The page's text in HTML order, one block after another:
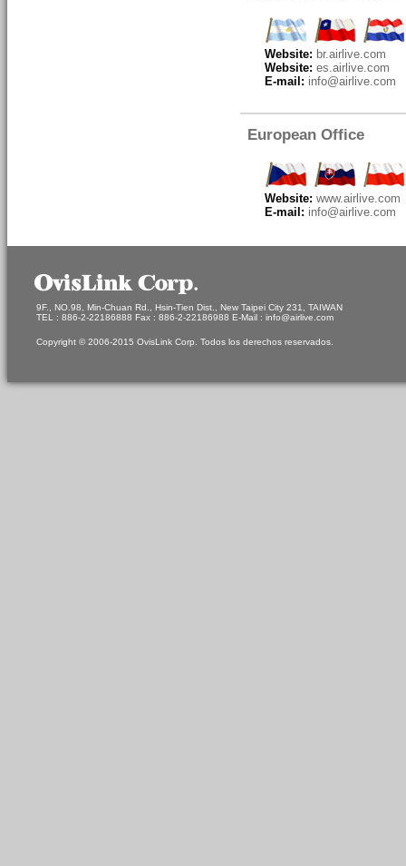
Website: br.airlive.com
Website: es.airlive.com
E-mail: info@airlive.com
European Office
Website: www.airlive.com
E-mail: info@airlive.com
9F., NO.98, Min-Chuan Rd., Hsin-Tien Dist., New Taipei City 231, TAIWAN
TEL : 886-2-22186888 Fax : 886-2-22186988 E-Mail : info@airlive.com
Copyright © 2006-2015 OvisLink Corp. Todos los derechos reservados.